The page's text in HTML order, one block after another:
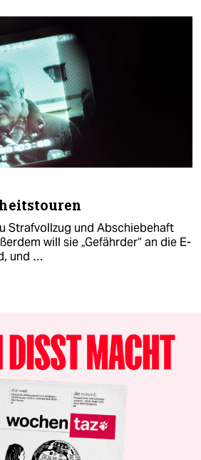
Strafvollzug und Abschiebehaft
will sie „Gefährder“ an die E-
und …